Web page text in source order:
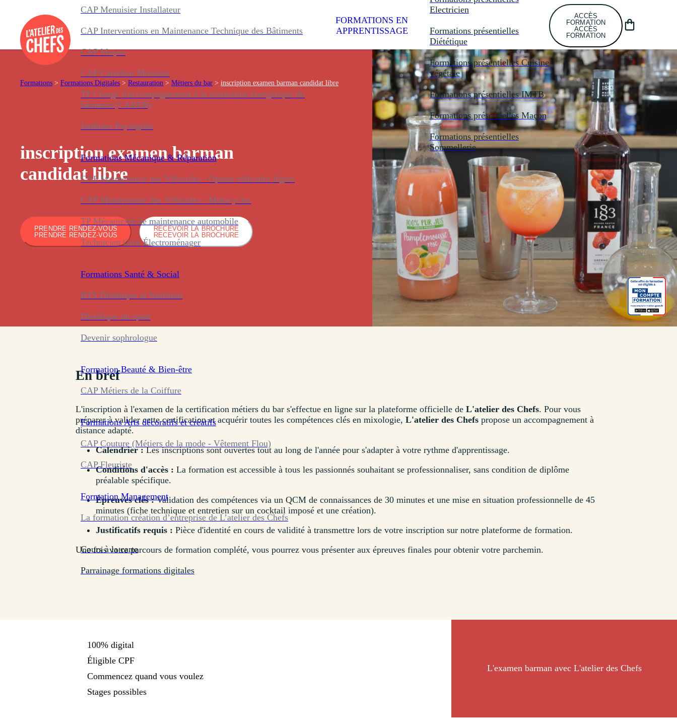
CAP Menuisier Installateur
CAP Interventions en Maintenance Technique des Bâtiments
CAP Maçon
CAP Carreleur Mosaïste
TP Chargé d'accompagnement à la rénovation énergétique du
bâtiment (CAREB)
Jardinier Paysagiste
Formations Mécanique & Réparation
CAP Maintenance des Véhicules - Option véhicules légers
CAP Maintenance des Véhicules - Motocycles
TP Mécanicien de maintenance automobile
Technicien Gros Électroménager
Formations Santé & Social
BTS Diététique et Nutrition
Diététique du sport
Devenir sophrologue
Formation Beauté & Bien-être
CAP Métiers de la Coiffure
Formations Arts décoratifs et créatifs
CAP Couture (Métiers de la mode - Vêtement Flou)
CAP Fleuriste
Formation Management
La formation création d’entreprise de L’atelier des Chefs
Cours à la carte
Parrainage formations digitales
FORMATIONS EN
APPRENTISSAGE
Electricien
Formations présentielles
Diététique
Formations présentielles Cuisine
végétale
Formations présentielles IMTB
Formations présentielles Maçon
Formations présentielles
Sommellerie
ACCÈS
FORMATION
ACCÈS
FORMATION
Formations > Formations Digitales > Restauration > Métiers du bar > inscription examen barman candidat libre
inscription examen barman
candidat libre
PRENDRE RENDEZ-VOUS
PRENDRE RENDEZ-VOUS
RECEVOIR LA BROCHURE
RECEVOIR LA BROCHURE
En bref
L'inscription à l'examen de la certification métiers du bar s'effectue en ligne sur la plateforme officielle de L'atelier des Chefs. Pour vous
préparer à valider cette certification et acquérir toutes les compétences clés en mixologie, L'atelier des Chefs propose un accompagnement à
distance adapté.
Calendrier :Les inscriptions sont ouvertes tout au long de l'année pour s'adapter à votre rythme d'apprentissage.
Conditions d'accès : La formation est accessible à tous les passionnés souhaitant se professionnaliser, sans condition de diplôme
préalable spécifique.
Épreuves clés :Validation des compétences via un QCM de connaissances de 30 minutes et une mise en situation professionnelle de 45
minutes (fiche technique et entretien sur un cocktail imposé et une création).
Justificatifs requis : Pièce d'identité en cours de validité à transmettre lors de votre inscription sur notre plateforme de formation.
Une fois votre parcours de formation complété, vous pourrez vous présenter aux épreuves finales pour obtenir votre parchemin.
100% digital
Éligible CPF
Commencez quand vous voulez
Stages possibles
L'examen barman avec L'atelier des Chefs